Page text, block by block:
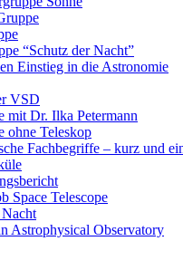
“Schutz der Nacht”
Einstieg in die Astronomie
VSD
mit Dr. Ilka Petermann
ohne Teleskop
Fachbegriffe – kurz und
Space Telescope
Astrophysical Observatory